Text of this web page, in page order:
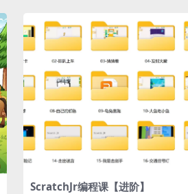
ScratchJr编程课【进阶】